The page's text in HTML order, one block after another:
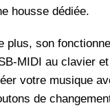
housse dédiée.
plus, son
MIDI au clavier
votre musique
de